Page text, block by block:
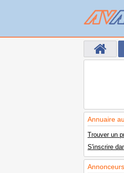
Annuaire
Trouver un
S'inscrire
Annonceurs